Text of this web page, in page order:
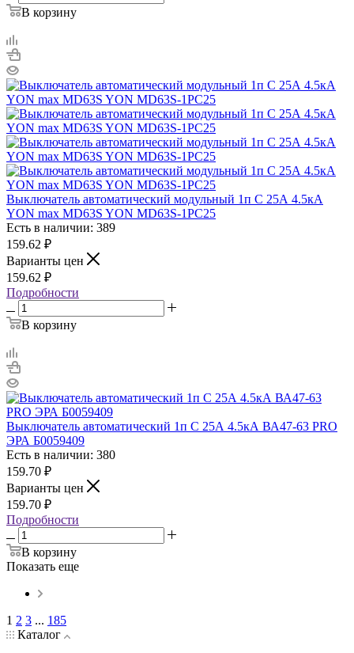
В корзину
Выключатель автоматический модульный 1п C 25А 4.5кА
YON max MD63S YON MD63S-1PC25
Есть в наличии: 389
159.62 ₽
Варианты цен
159.62 ₽
Подробности
В корзину
Выключатель автоматический 1п C 25А 4.5кА ВА47-63 PRO
ЭРА Б0059409
Есть в наличии: 380
159.70 ₽
Варианты цен
159.70 ₽
Подробности
В корзину
Показать еще
1 2 3 ... 185
Каталог